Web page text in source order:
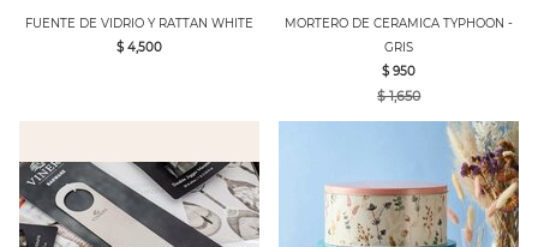
FUENTE DE VIDRIO Y RATTAN WHITE
$ 4,500
MORTERO DE CERAMICA TYPHOON -
GRIS
$ 950
$ 1,650